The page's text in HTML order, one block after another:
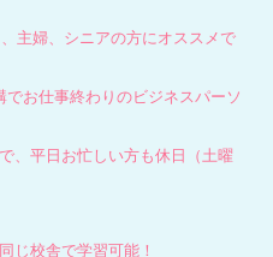
主婦、シニアの方にオススメで
お仕事終わりのビジネスパーソ
、平日お忙しい方も休日（土曜
じ校舎で学習可能！